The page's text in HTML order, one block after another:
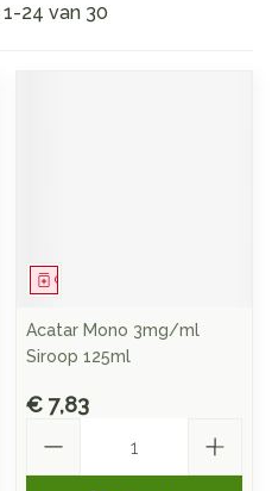
1-24 van 30
Geneesmiddel
Acatar Mono 3mg/ml
Siroop 125ml
€ 7,83